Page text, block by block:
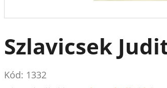
Szlavicsek
Kód: 1332